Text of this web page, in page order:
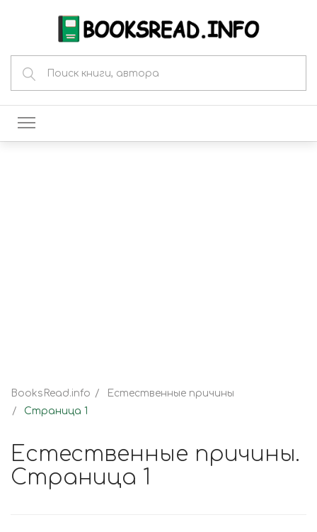
BooksRead.info
Естественные причины
Страница 1
Естественные причины.
Страница 1